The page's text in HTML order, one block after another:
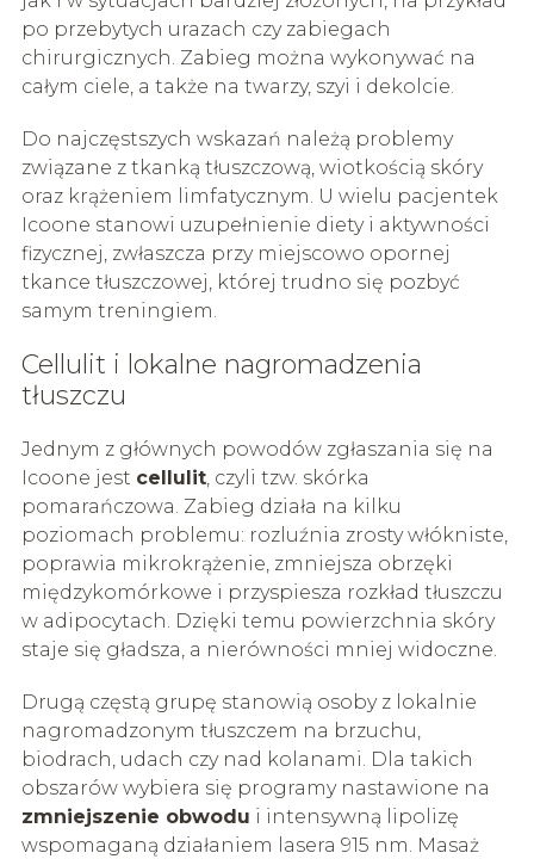
po przebytych urazach czy zabiegach
chirurgicznych. Zabieg można wykonywać na
całym ciele, a także na twarzy, szyi i dekolcie.
Do najczęstszych wskazań należą problemy
związane z tkanką tłuszczową, wiotkością skóry
oraz krążeniem limfatycznym. U wielu pacjentek
Icoone stanowi uzupełnienie diety i aktywności
fizycznej, zwłaszcza przy miejscowo opornej
tkance tłuszczowej, której trudno się pozbyć
samym treningiem.
Cellulit i lokalne nagromadzenia
tłuszczu
Jednym z głównych powodów zgłaszania się na
Icoone jest cellulit, czyli tzw. skórka
pomarańczowa. Zabieg działa na kilku
poziomach problemu: rozluźnia zrosty włókniste,
poprawia mikrokrążenie, zmniejsza obrzęki
międzykomórkowe i przyspiesza rozkład tłuszczu
w adipocytach. Dzięki temu powierzchnia skóry
staje się gładsza, a nierówności mniej widoczne.
Drugą częstą grupę stanowią osoby z lokalnie
nagromadzonym tłuszczem na brzuchu,
biodrach, udach czy nad kolanami. Dla takich
obszarów wybiera się programy nastawione na
zmniejszenie obwodu i intensywną lipolizę
wspomaganą działaniem lasera 915 nm. Masaż